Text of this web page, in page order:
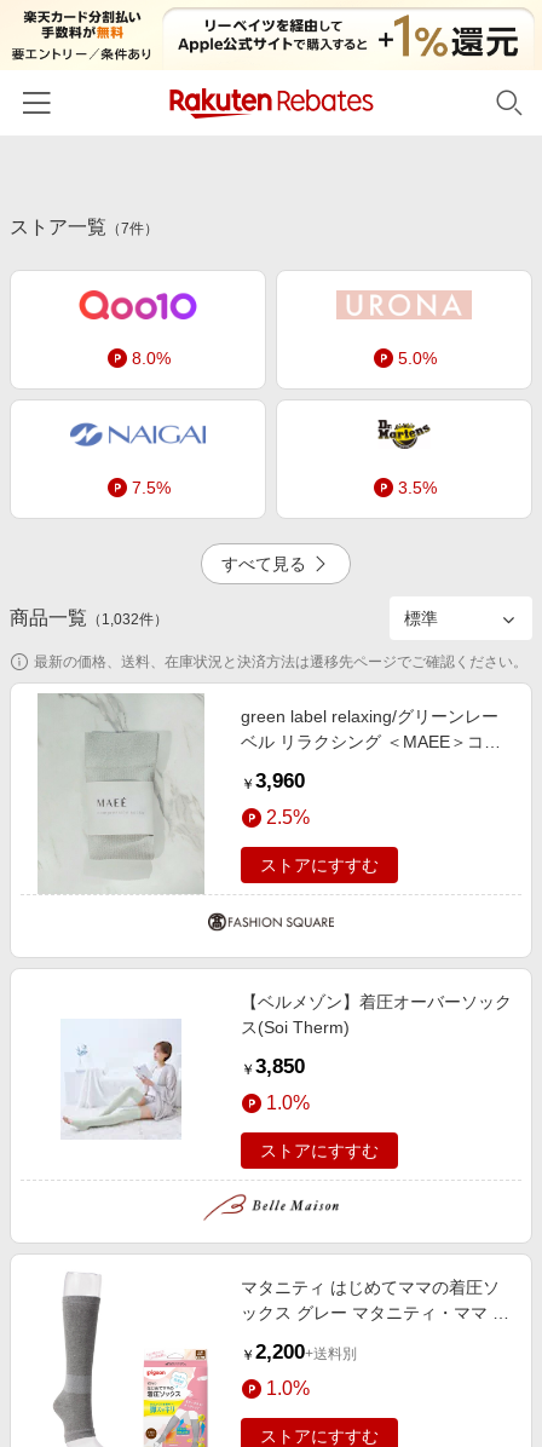
カテゴリー一覧
百貨店・総合ECモール
ファッション・インナー・小物
食品・スイーツ・お酒
日用品・キッチン用品
コスメ・健康・医薬品
キッズ・ベビー用品
家電・PC・スマホ・カメラ
ペット・花・DIY・車
旅行・レジャー・ホテル予約
金融・マネー・保険
デジタルコンテンツ
ビジネス・その他サービス
初回購入者限定特典
新着ストアのご紹介
電子書籍特集
旅行特集
わくわく夏特集
とことん買い物チャレンジ
Apple公式サイト×楽天カード分割払い
Samsung ボーナスキャンペーン
週末の高還元 夏の長期版
友達紹介
楽天IDでログイン/会員登録
ストア一覧 （7件）
8.0% 5.0%
7.5% 3.5%
4.5% 6.0%
1.0%
すべて見る
商品一覧 （ 1,032件）
最新の価格、送料、在庫状況と決済方法は遷移先ページでご確認ください。
green label relaxing/グリーンレー
ベル リラクシング ＜MAEE＞コン
ーリブ） / 着圧ソックス / 靴下
SILVER FREE
￥ 3,960
2.5%
ストアにすすむ
【ベルメゾン】着圧オーバーソック
ス(Soi Therm)
￥ 3,850
1.0%
ストアにすすむ
マタニティ はじめてママの着圧ソ
ックス グレー マタニティ・ママ マ
アイテム
￥ 2,200+送料別
1.0%
ストアにすすむ